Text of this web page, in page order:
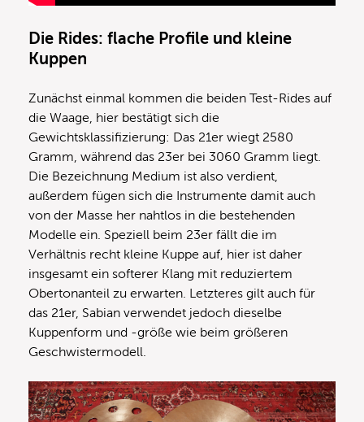
Die Rides: flache Profile und kleine
Kuppen
Zunächst einmal kommen die beiden Test-Rides auf
die Waage, hier bestätigt sich die
Gewichtsklassifizierung: Das 21er wiegt 2580
Gramm, während das 23er bei 3060 Gramm liegt.
Die Bezeichnung Medium ist also verdient,
außerdem fügen sich die Instrumente damit auch
von der Masse her nahtlos in die bestehenden
Modelle ein. Speziell beim 23er fällt die im
Verhältnis recht kleine Kuppe auf, hier ist daher
insgesamt ein softerer Klang mit reduziertem
Obertonanteil zu erwarten. Letzteres gilt auch für
das 21er, Sabian verwendet jedoch dieselbe
Kuppenform und -größe wie beim größeren
Geschwistermodell.